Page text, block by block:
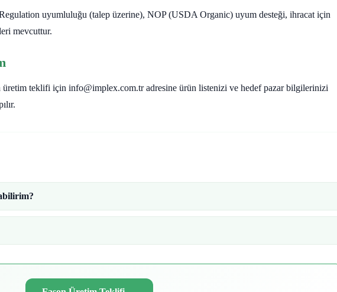
uyumluluğu (talep üzerine), NOP (USDA Organic) uyum desteği, ihracat için
mevcuttur.
üretim teklifi için info@implex.com.tr adresine ürün listenizi ve hedef pazar bilgilerinizi